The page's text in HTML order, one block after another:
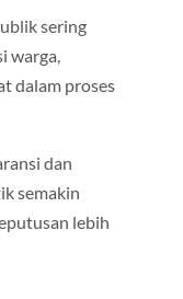
sering
warga,
dalam proses
dan
semakin
lebih